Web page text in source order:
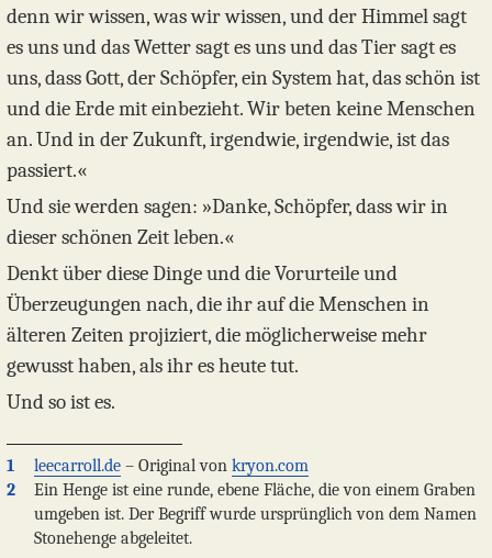
denn wir wissen, was wir wissen, und der Himmel sagt
es uns und das Wetter sagt es uns und das Tier sagt es
uns, dass Gott, der Schöpfer, ein System hat, das schön ist
und die Erde mit einbezieht. Wir beten keine Menschen
an. Und in der Zukunft, irgendwie, irgendwie, ist das
passiert.«
Und sie werden sagen: »Danke, Schöpfer, dass wir in
dieser schönen Zeit leben.«
Denkt über diese Dinge und die Vorurteile und
Überzeugungen nach, die ihr auf die Menschen in
älteren Zeiten projiziert, die möglicherweise mehr
gewusst haben, als ihr es heute tut.
Und so ist es.
1 leecarroll.de – Original von kryon.com
2
Ein Henge ist eine runde, ebene Fläche, die von einem Graben
umgeben ist. Der Begriff wurde ursprünglich von dem Namen
Stonehenge abgeleitet.